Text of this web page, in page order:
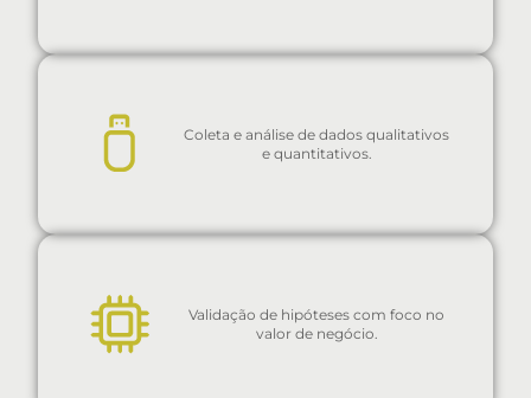
Coleta e análise de dados qualitativos
e quantitativos.
Validação de hipóteses com foco no
valor de negócio.